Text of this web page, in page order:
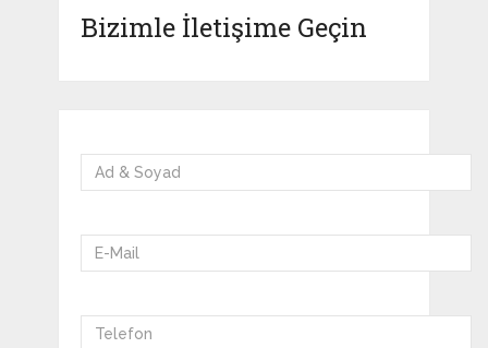
Bizimle İletişime Geçin